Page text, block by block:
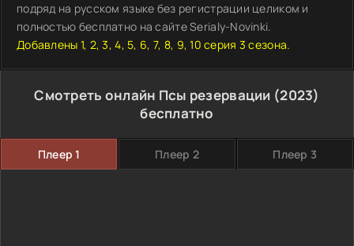
подряд на русском языке без регистрации целиком и
полностью бесплатно на сайте Serialy-Novinki.
Добавлены 1, 2, 3, 4, 5, 6, 7, 8, 9, 10 серия 3 сезона.
Смотреть онлайн Псы резервации (2023)
бесплатно
Плеер 1 Плеер 2 Плеер 3